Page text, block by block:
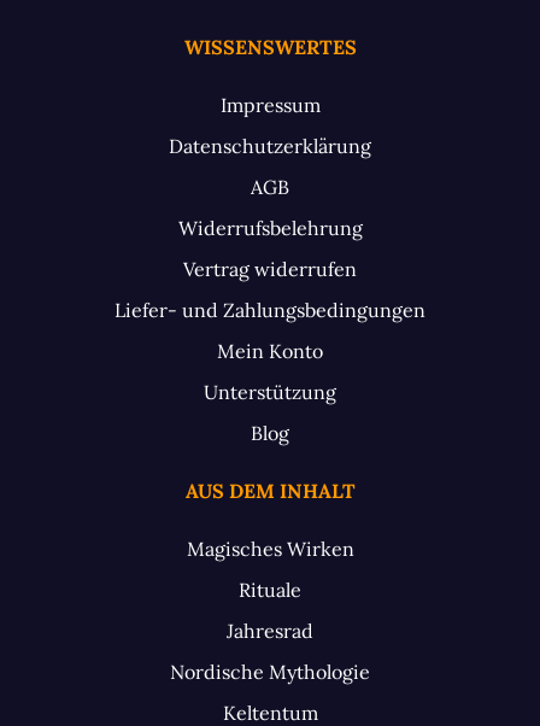
WISSENSWERTES
Impressum
Datenschutzerklärung
AGB
Widerrufsbelehrung
Vertrag widerrufen
Liefer- und Zahlungsbedingungen
Mein Konto
Unterstützung
Blog
AUS DEM INHALT
Magisches Wirken
Rituale
Jahresrad
Nordische Mythologie
Keltentum